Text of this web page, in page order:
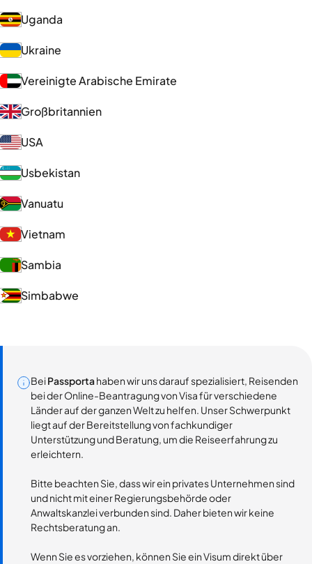
Uganda
Ukraine
Vereinigte Arabische Emirate
Großbritannien
USA
Usbekistan
Vanuatu
Vietnam
Sambia
Simbabwe
BeiPassportahaben wir uns darauf spezialisiert, Reisenden
bei der Online-Beantragung von Visa für verschiedene
Länder auf der ganzen Welt zu helfen. Unser Schwerpunkt
liegt auf der Bereitstellung von fachkundiger
Unterstützung und Beratung, um die Reiseerfahrung zu
erleichtern.
Bitte beachten Sie, dass wir ein privates Unternehmen sind
und nicht mit einer Regierungsbehörde oder
Anwaltskanzlei verbunden sind. Daher bieten wir keine
Rechtsberatung an.
Wenn Sie es vorziehen, können Sie ein Visum direkt über